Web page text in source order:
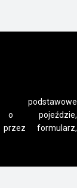
podstawowe
o pojeździe,
przez formularz,